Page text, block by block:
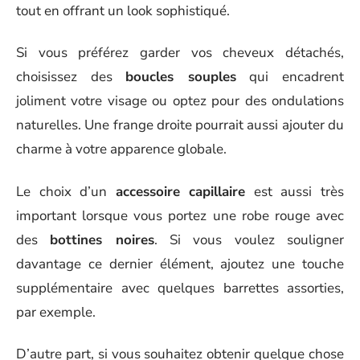
tout en offrant un look sophistiqué.
Si vous préférez garder vos cheveux détachés,
choisissez des boucles souplesqui encadrent
joliment votre visage ou optez pour des ondulations
naturelles. Une frange droite pourrait aussi ajouter du
charme à votre apparence globale.
Le choix d’un accessoire capillaire est aussi très
important lorsque vous portez une robe rouge avec
des bottines noires. Si vous voulez souligner
davantage ce dernier élément, ajoutez une touche
supplémentaire avec quelques barrettes assorties,
par exemple.
D’autre part, si vous souhaitez obtenir quelque chose